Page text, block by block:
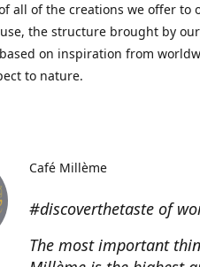
all of the creations we offer
the structure brought by
on inspiration from
to nature.
#discoverthetaste of
The most important
Café Millème